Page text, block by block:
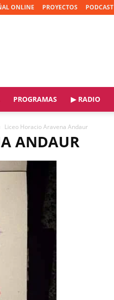
ONLINE PROYECTOS PODCAST
PROGRAMAS ▶ RADIO
Liceo Horacio Aravena Andaur
ANDAUR